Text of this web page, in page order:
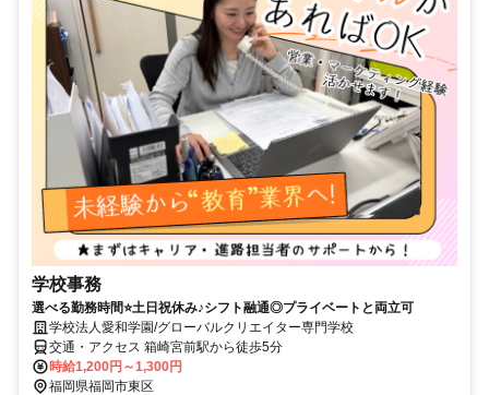
学校事務
選べる勤務時間⭐土日祝休み♪シフト融通◎プライベートと両立可
学校法人愛和学園/グローバルクリエイター専門学校
交通・アクセス 箱崎宮前駅から徒歩5分
時給1,200円～1,300円
福岡県福岡市東区